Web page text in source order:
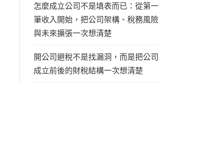
怎麼成立公司不是填表而已：從第一
筆收入開始，把公司架構、稅務風險
與未來擴張一次想清楚
開公司避稅不是找漏洞，而是把公司
成立前後的財稅結構一次想清楚